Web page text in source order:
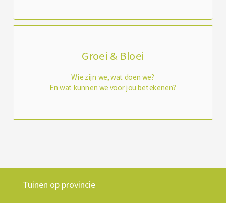
Groei & Bloei
Wie zijn we, wat doen we?
En wat kunnen we voor jou betekenen?
Tuinen op provincie